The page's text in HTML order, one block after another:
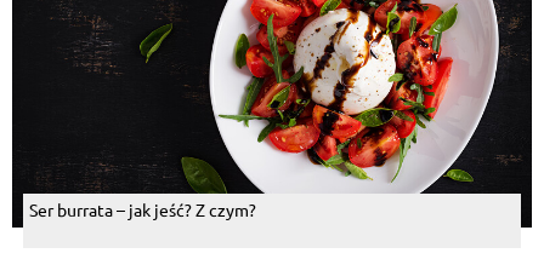
Ser burrata – jak jeść? Z czym?